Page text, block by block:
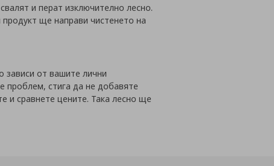
и перат изключително лесно.
ще направи чистенето на
зависи от вашите лични
проблем, стига да не добавяте
и сравнете цените. Така лесно ще